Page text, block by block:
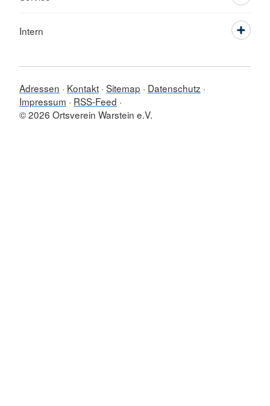
Intern
Adressen Kontakt Sitemap
Datenschutz
Impressum
RSS-Feed
© 2026 Ortsverein Warstein e.V.